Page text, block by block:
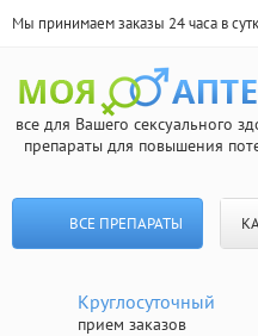
Мы принимаем заказы 24 часа в
все для Вашего сексуального
препараты для повышения
ВСЕ ПРЕПАРАТЫ
Круглосуточный
прием заказов